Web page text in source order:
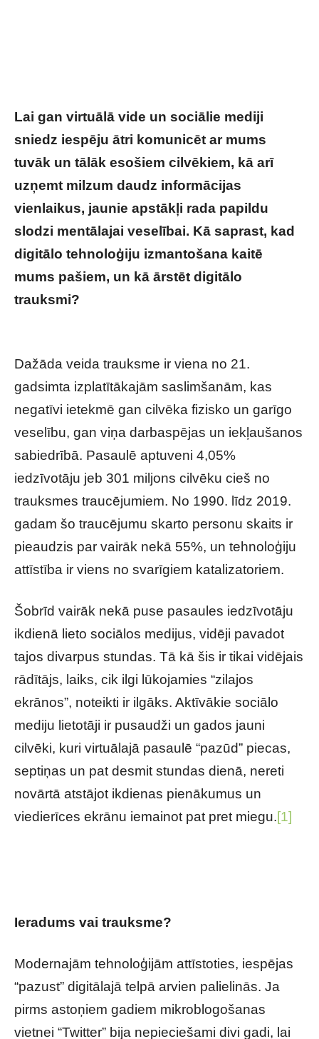
Lai gan virtuālā vide un sociālie mediji
sniedz iespēju ātri komunicēt ar mums
tuvāk un tālāk esošiem cilvēkiem, kā arī
uzņemt milzum daudz informācijas
vienlaikus, jaunie apstākļi rada papildu
slodzi mentālajai veselībai. Kā saprast, kad
digitālo tehnoloģiju izmantošana kaitē
mums pašiem, un kā ārstēt digitālo
trauksmi?
Dažāda veida trauksme ir viena no 21.
gadsimta izplatītākajām saslimšanām, kas
negatīvi ietekmē gan cilvēka fizisko un garīgo
veselību, gan viņa darbaspējas un iekļaušanos
sabiedrībā. Pasaulē aptuveni 4,05%
iedzīvotāju jeb 301 miljons cilvēku cieš no
trauksmes traucējumiem. No 1990. līdz 2019.
gadam šo traucējumu skarto personu skaits ir
pieaudzis par vairāk nekā 55%, un tehnoloģiju
attīstība ir viens no svarīgiem katalizatoriem.
Šobrīd vairāk nekā puse pasaules iedzīvotāju
ikdienā lieto sociālos medijus, vidēji pavadot
tajos divarpus stundas. Tā kā šis ir tikai vidējais
rādītājs, laiks, cik ilgi lūkojamies “zilajos
ekrānos”, noteikti ir ilgāks. Aktīvākie sociālo
mediju lietotāji ir pusaudži un gados jauni
cilvēki, kuri virtuālajā pasaulē “pazūd” piecas,
septiņas un pat desmit stundas dienā, nereti
novārtā atstājot ikdienas pienākumus un
viedierīces ekrānu iemainot pat pret miegu.[1]
Ieradums vai trauksme?
Modernajām tehnoloģijām attīstoties, iespējas
“pazust” digitālajā telpā arvien palielinās. Ja
pirms astoņiem gadiem mikroblogošanas
vietnei “Twitter” bija nepieciešami divi gadi, lai